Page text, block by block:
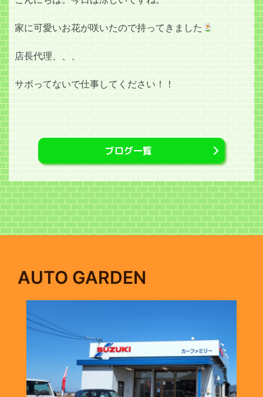
家に可愛いお花が咲いたので持ってきました
店長代理、、、
サボってないで仕事してください！！
ブログ一覧
AUTO GARDEN